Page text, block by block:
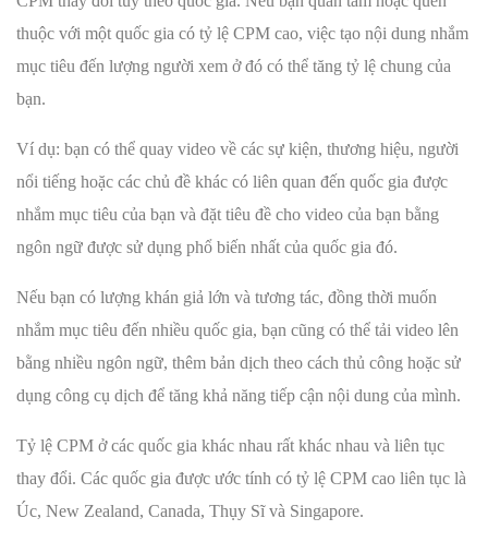
thuộc với một quốc gia có tỷ lệ CPM cao, việc tạo nội dung nhắm
mục tiêu đến lượng người xem ở đó có thể tăng tỷ lệ chung của
bạn.
Ví dụ: bạn có thể quay video về các sự kiện, thương hiệu, người
nổi tiếng hoặc các chủ đề khác có liên quan đến quốc gia được
nhắm mục tiêu của bạn và đặt tiêu đề cho video của bạn bằng
ngôn ngữ được sử dụng phổ biến nhất của quốc gia đó.
Nếu bạn có lượng khán giả lớn và tương tác, đồng thời muốn
nhắm mục tiêu đến nhiều quốc gia, bạn cũng có thể tải video lên
bằng nhiều ngôn ngữ, thêm bản dịch theo cách thủ công hoặc sử
dụng công cụ dịch để tăng khả năng tiếp cận nội dung của mình.
Tỷ lệ CPM ở các quốc gia khác nhau rất khác nhau và liên tục
thay đổi. Các quốc gia được ước tính có tỷ lệ CPM cao liên tục là
Úc, New Zealand, Canada, Thụy Sĩ và Singapore.